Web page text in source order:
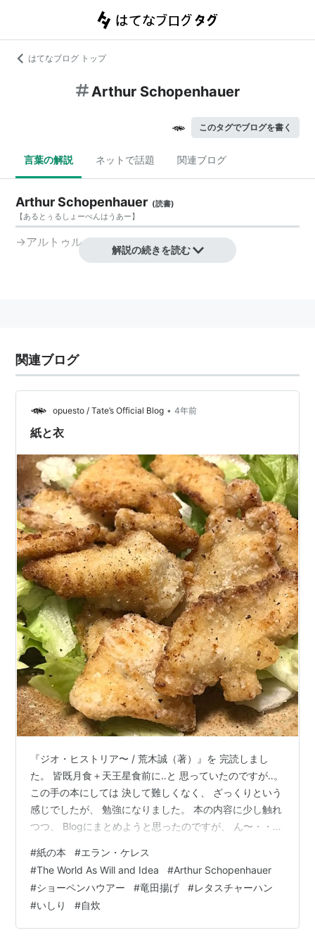
はてなブログ トップ
Arthur Schopenhauer
このタグでブログを書く
言葉の解説 ネットで話題 関連ブログ
Arthur Schopenhauer (読書)
【あるとぅるしょーぺんはうあー】
→アルトゥル・ショーペンハウアー
解説の続きを読む
関連ブログ
opuesto / Tate’s Official Blog • 4年前
紙と衣
『ジオ・ヒストリア〜 / 荒木誠（著）』を 完読しまし
た。 皆既月食＋天王星食前に‥と 思っていたのですが‥。
この手の本にしては 決して難しくなく、 ざっくりという
感じでしたが、 勉強になりました。 本の内容に少し触れ
つつ、 Blogにまとめようと思ったのですが、 ん〜・・・
っぱり、紙の本はいいな〜」と、 ぼんやりと考えていた
ら、 例のガンダムの第6話で エラン・ケレスが読んでい
た本が 気になり調べていました。 1819年に公刊された
『"The World As Will and Idea"/Arthur Schopenhauer』
（”…
#紙の本 #エラン・ケレス
#The World As Will and Idea #Arthur Schopenhauer
#ショーペンハウアー #竜田揚げ #レタスチャーハン
#いしり #自炊